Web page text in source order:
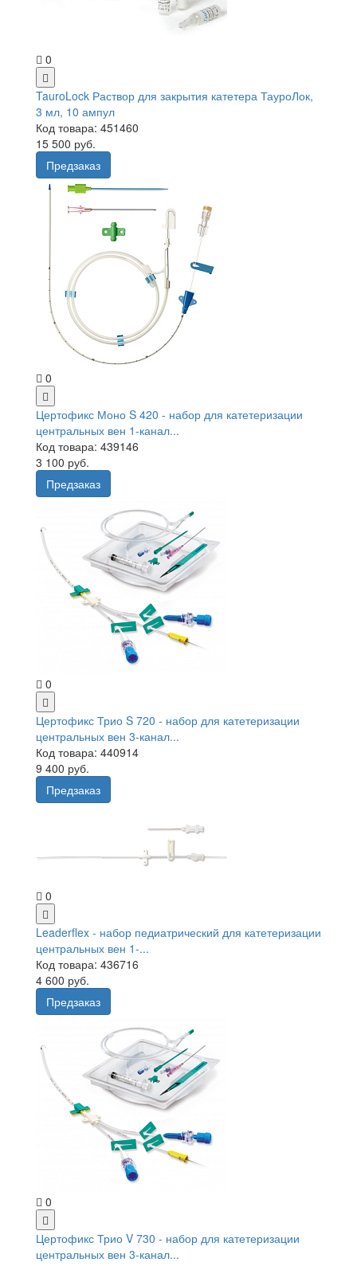
0
TauroLock Раствор для закрытия катетера ТауроЛок,
3 мл, 10 ампул
Код товара: 451460
15 500 руб.
Предзаказ
0
Цертофикс Моно S 420 - набор для катетеризации
центральных вен 1-канал...
Код товара: 439146
3 100 руб.
Предзаказ
0
Цертофикс Трио S 720 - набор для катетеризации
центральных вен 3-канал...
Код товара: 440914
9 400 руб.
Предзаказ
0
Leaderflex - набор педиатрический для катетеризации
центральных вен 1-...
Код товара: 436716
4 600 руб.
Предзаказ
0
Цертофикс Трио V 730 - набор для катетеризации
центральных вен 3-канал...